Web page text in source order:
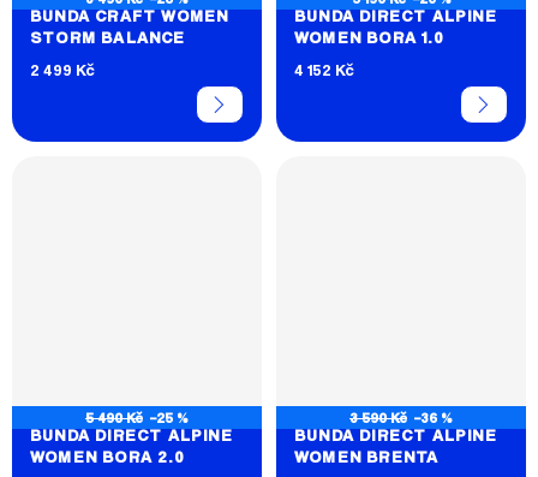
BUNDA CRAFT WOMEN
STORM BALANCE
2 499 Kč
BUNDA DIRECT ALPINE
WOMEN BORA 1.0
4 152 Kč
5 490 Kč –25 %
BUNDA DIRECT ALPINE
WOMEN BORA 2.0
3 590 Kč –36 %
BUNDA DIRECT ALPINE
WOMEN BRENTA